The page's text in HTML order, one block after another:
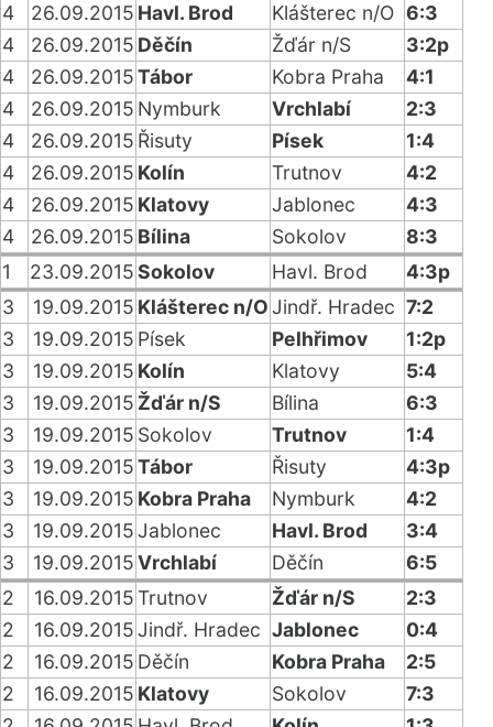
4
26.09.2015 Havl. Brod Klášterec n/O 6:3
4
26.09.2015 Děčín Žďár n/S
3:2p
4
26.09.2015Tábor Kobra Praha
4:1
4
26.09.2015 Nymburk Vrchlabí
2:3
4
26.09.2015 Řisuty Písek
1:4
4
26.09.2015 Kolín Trutnov
4:2
4
26.09.2015 Klatovy Jablonec
4:3
4
26.09.2015 Bílina Sokolov
8:3
1
23.09.2015Sokolov Havl. Brod
4:3p
3
19.09.2015 Klášterec n/OJindř. Hradec 7:2
3
19.09.2015 Písek Pelhřimov
1:2p
3
19.09.2015 Kolín Klatovy
5:4
3
19.09.2015 Žďár n/S Bílina
6:3
3
19.09.2015 Sokolov Trutnov
1:4
3
19.09.2015Tábor Řisuty
4:3p
3
19.09.2015 Kobra Praha Nymburk
4:2
3
19.09.2015Jablonec Havl. Brod
3:4
3
19.09.2015Vrchlabí Děčín
6:5
2
16.09.2015Trutnov Žďár n/S
2:3
2
16.09.2015Jindř. Hradec Jablonec
0:4
2
16.09.2015 Děčín Kobra Praha
2:5
2
16.09.2015 Klatovy Sokolov
7:3